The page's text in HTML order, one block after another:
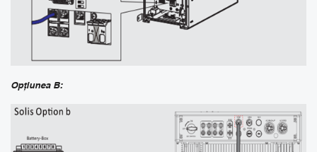
Opțiunea B: